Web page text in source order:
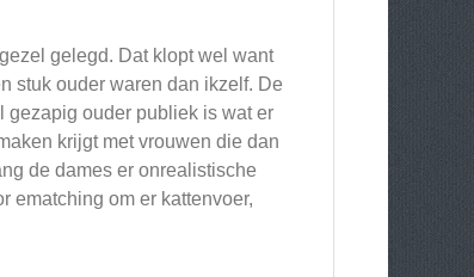
gelegd. Dat klopt wel want
stuk ouder waren dan ikzelf. De
gezapig ouder publiek is wat er
krijgt met vrouwen die dan
de dames er onrealistische
ematching om er kattenvoer,